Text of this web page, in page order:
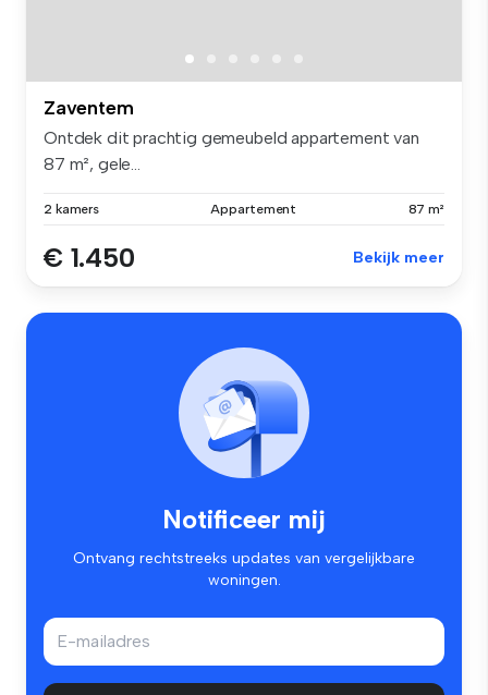
Zaventem
Ontdek dit prachtig gemeubeld appartement van
87 m², gele...
2 kamers Appartement 87 m²
€ 1.450 Bekijk meer
Notificeer mij
Ontvang rechtstreeks updates van vergelijkbare
woningen.